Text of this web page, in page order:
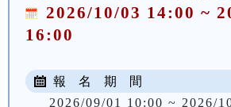
2026/10/03 14:00 ~
16:00
報 名 期 間
2026/09/01 10:00 ~ 2026/